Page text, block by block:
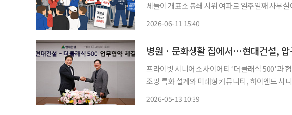
체들이 개표소 봉쇄 시위 여파로 일주일째 사무
2026-06-11 15:40
프라이빗 시니어 소사이어티 ‘더 클래식 500’과 협약 현대건설이 압구정 재건축 수주전
조망 특화 설계와 미래형 커뮤니티, 하이엔드 시
2026-05-13 10:39